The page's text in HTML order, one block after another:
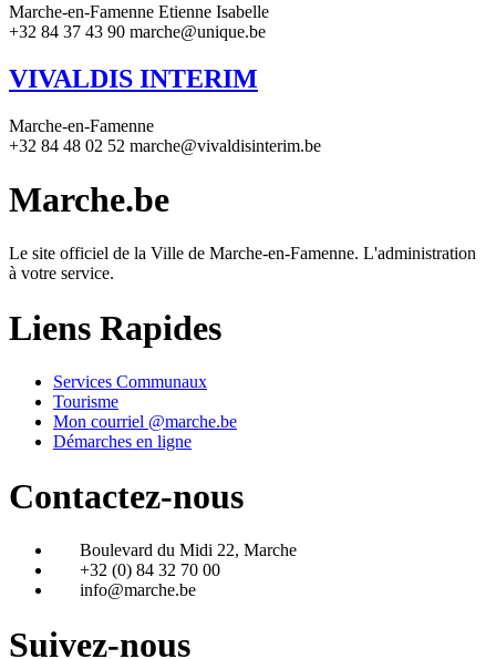
Marche-en-Famenne Etienne Isabelle
+32 84 37 43 90 marche@unique.be
VIVALDIS INTERIM
Marche-en-Famenne
+32 84 48 02 52 marche@vivaldisinterim.be
Marche.be
Le site officiel de la Ville de Marche-en-Famenne. L'administration
à votre service.
Liens Rapides
Services Communaux
Tourisme
Mon courriel @marche.be
Démarches en ligne
Contactez-nous
Boulevard du Midi 22, Marche
+32 (0) 84 32 70 00
info@marche.be
Suivez-nous